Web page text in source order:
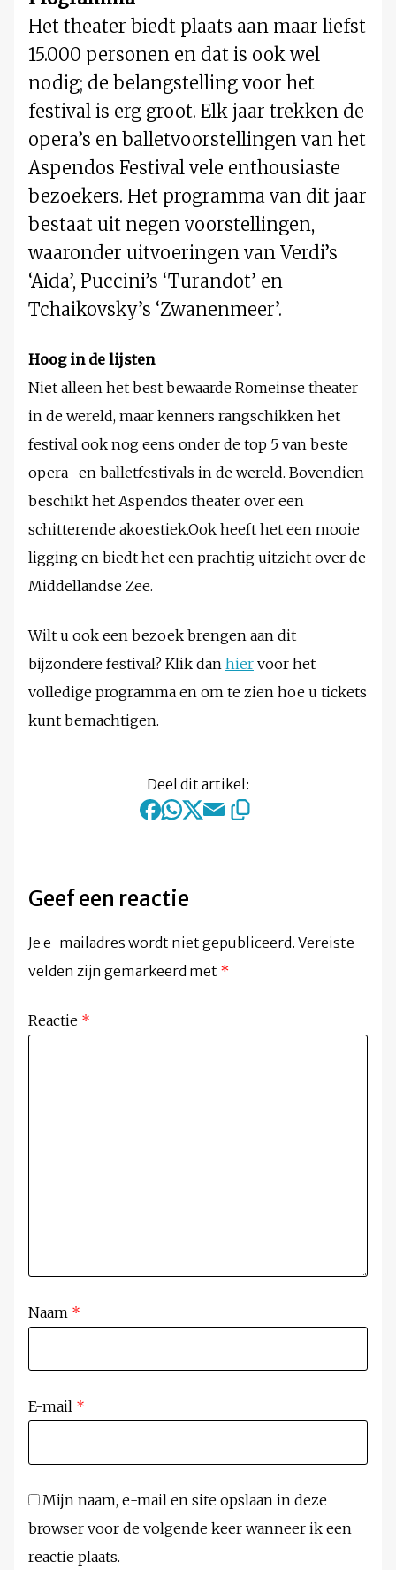
Het theater biedt plaats aan maar liefst
15.000 personen en dat is ook wel
nodig; de belangstelling voor het
festival is erg groot. Elk jaar trekken de
opera’s en balletvoorstellingen van het
Aspendos Festival vele enthousiaste
bezoekers. Het programma van dit jaar
bestaat uit negen voorstellingen,
waaronder uitvoeringen van Verdi’s
‘Aida’, Puccini’s ‘Turandot’ en
Tchaikovsky’s ‘Zwanenmeer’.
Hoog in de lijsten
Niet alleen het best bewaarde Romeinse theater
in de wereld, maar kenners rangschikken het
festival ook nog eens onder de top 5 van beste
opera- en balletfestivals in de wereld. Bovendien
beschikt het Aspendos theater over een
schitterende akoestiek.Ook heeft het een mooie
ligging en biedt het een prachtig uitzicht over de
Middellandse Zee.
Wilt u ook een bezoek brengen aan dit
bijzondere festival? Klik dan hier voor het
volledige programma en om te zien hoe u tickets
kunt bemachtigen.
Deel dit artikel:
Geef een reactie
Je e-mailadres wordt niet gepubliceerd. Vereiste
velden zijn gemarkeerd met *
Reactie *
Naam *
E-mail *
Mijn naam, e-mail en site opslaan in deze
browser voor de volgende keer wanneer ik een
reactie plaats.